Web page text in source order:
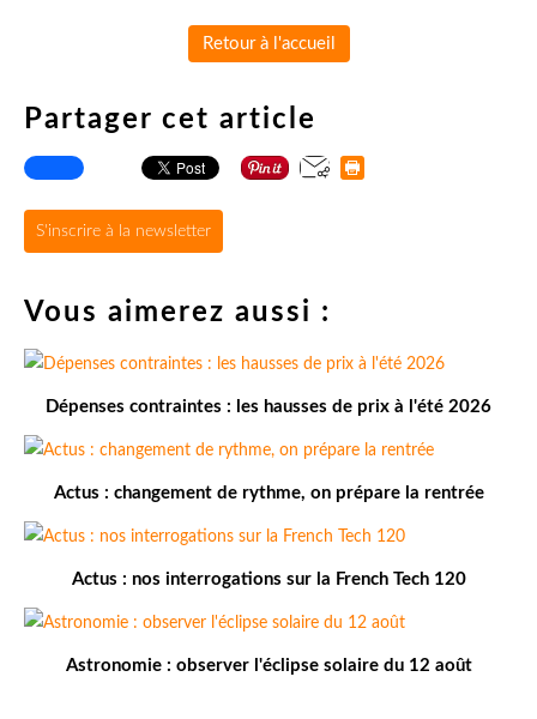
Retour à l'accueil
Partager cet article
S'inscrire à la newsletter
Vous aimerez aussi :
Dépenses contraintes : les hausses de prix à l'été 2026
Actus : changement de rythme, on prépare la rentrée
Actus : nos interrogations sur la French Tech 120
Astronomie : observer l'éclipse solaire du 12 août